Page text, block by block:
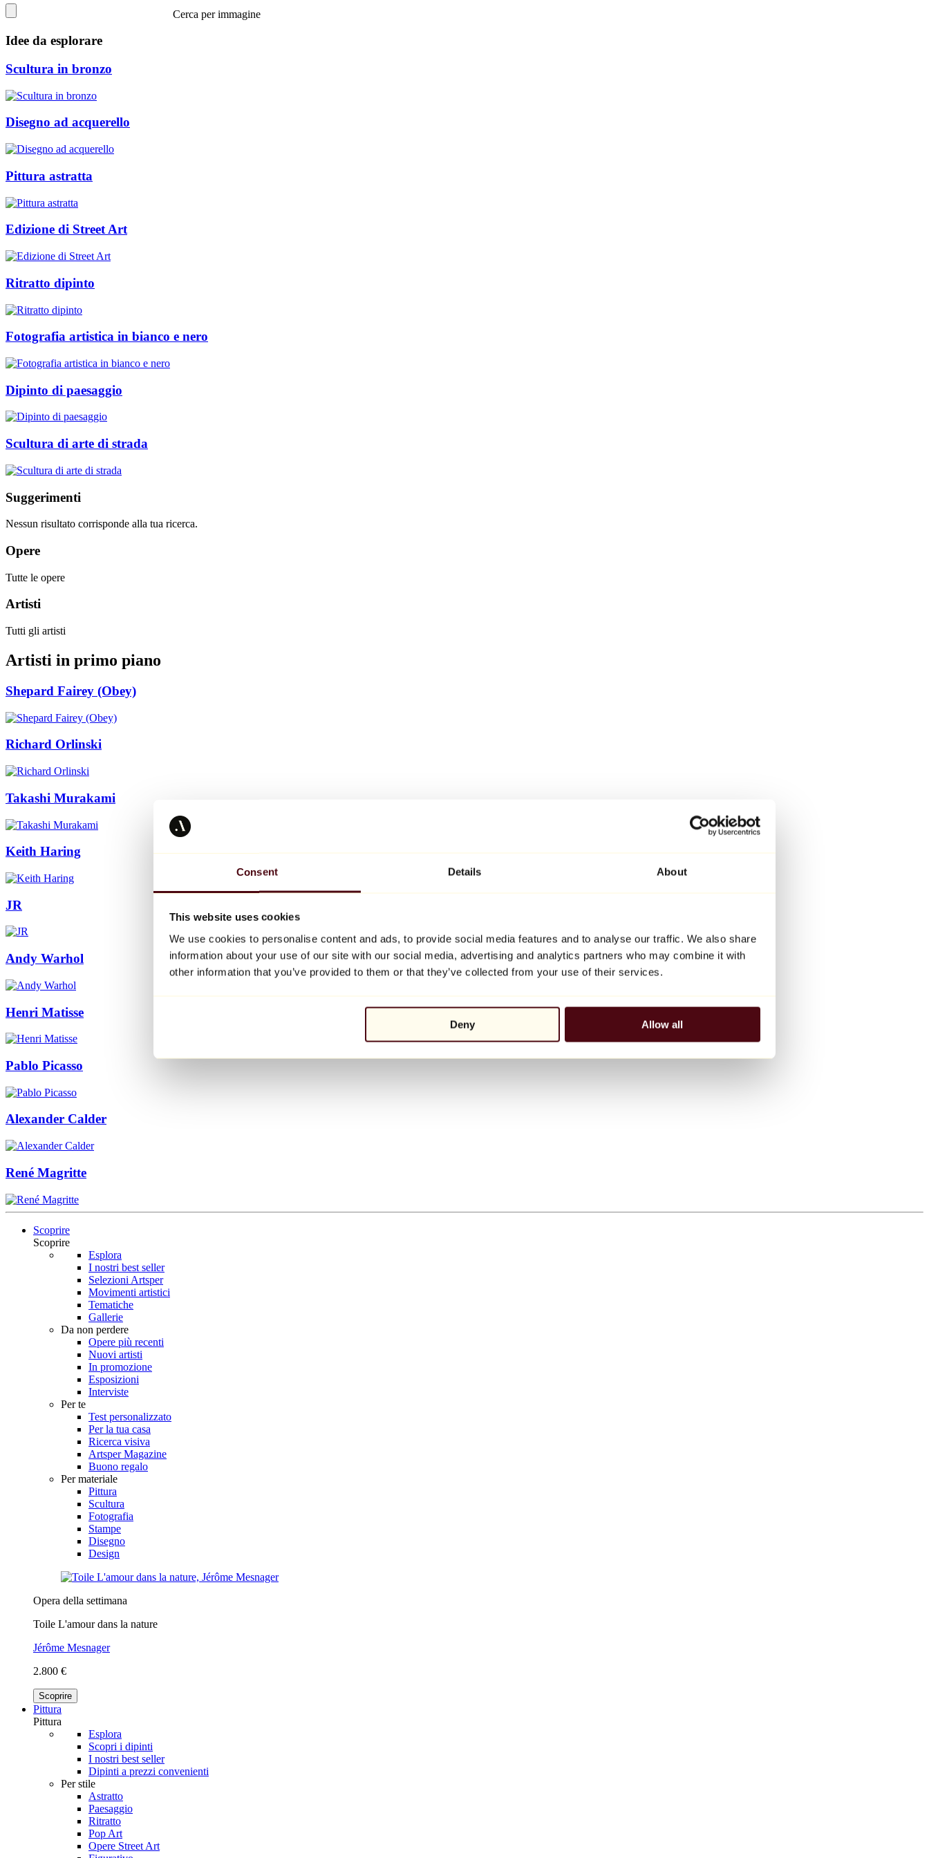
Consent Details About
This website uses cookies
We use cookies to personalise content and ads, to provide social media features and to analyse our traffic. We also share
information about your use of our site with our social media, advertising and analytics partners who may combine it with
other information that you’ve provided to them or that they’ve collected from your use of their services.
Deny Allow all
Cerca per immagine
Idee da esplorare
Scultura in bronzo
Disegno ad acquerello
Pittura astratta
Edizione di Street Art
Ritratto dipinto
Fotografia artistica in bianco e nero
Dipinto di paesaggio
Scultura di arte di strada
Suggerimenti
Nessun risultato corrisponde alla tua ricerca.
Opere
Tutte le opere
Artisti
Tutti gli artisti
Artisti in primo piano
Shepard Fairey (Obey)
Richard Orlinski
Takashi Murakami
Keith Haring
JR
Andy Warhol
Henri Matisse
Pablo Picasso
Alexander Calder
René Magritte
Scoprire
Scoprire
Esplora
I nostri best seller
Selezioni Artsper
Movimenti artistici
Tematiche
Gallerie
Da non perdere
Opere più recenti
Nuovi artisti
In promozione
Esposizioni
Interviste
Per te
Test personalizzato
Per la tua casa
Ricerca visiva
Artsper Magazine
Buono regalo
Per materiale
Pittura
Scultura
Fotografia
Stampe
Disegno
Design
Opera della settimana
Toile L'amour dans la nature
Jérôme Mesnager
2.800 €
Scoprire
Pittura
Pittura
Esplora
Scopri i dipinti
I nostri best seller
Dipinti a prezzi convenienti
Per stile
Astratto
Paesaggio
Ritratto
Pop Art
Opere Street Art